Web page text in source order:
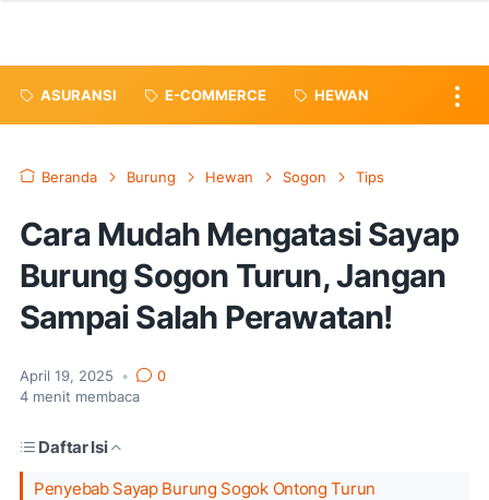
ASURANSI E-COMMERCE HEWAN
Beranda Burung Hewan Sogon Tips
Cara Mudah Mengatasi Sayap
Burung Sogon Turun, Jangan
Sampai Salah Perawatan!
April 19, 2025 •
0
4 menit membaca
Daftar Isi
Penyebab Sayap Burung Sogok Ontong Turun